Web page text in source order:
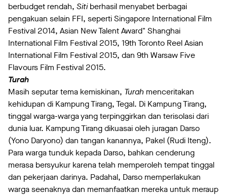
berbudget rendah, Sitiberhasil menyabet berbagai
pengakuan selain FFI, seperti Singapore International Film
Festival 2014, Asian New Talent Award" Shanghai
International Film Festival 2015, 19th Toronto Reel Asian
International Film Festival 2015, dan 9th Warsaw Five
Flavours Film Festival 2015.
Turah
Masih seputar tema kemiskinan, Turah menceritakan
kehidupan di Kampung Tirang, Tegal. Di Kampung Tirang,
tinggal warga-warga yang terpinggirkan dan terisolasi dari
dunia luar. Kampung Tirang dikuasai oleh juragan Darso
(Yono Daryono) dan tangan kanannya, Pakel (Rudi Iteng).
Para warga tunduk kepada Darso, bahkan cenderung
merasa bersyukur karena telah memperoleh tempat tinggal
dan pekerjaan darinya. Padahal, Darso memperlakukan
warga seenaknya dan memanfaatkan mereka untuk meraup